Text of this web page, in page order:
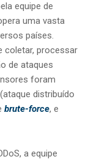
equipe de
uma vasta
países.
coletar, processar
de ataques
foram
(ataque distribuído
brute-force, e
a equipe